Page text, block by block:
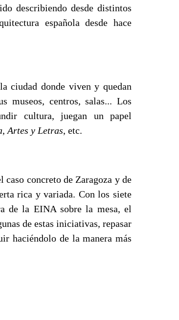
describiendo desde distintos
española desde hace
ciudad donde viven y quedan
museos, centros, salas... Los
cultura, juegan un papel
, Artes y Letras, etc.
concreto de Zaragoza y de
rica y variada. Con los siete
de la EINA sobre la mesa, el
de estas iniciativas, repasar
haciéndolo de la manera más